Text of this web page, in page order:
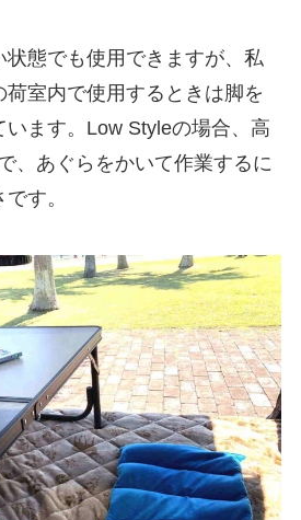
状態でも使用できますが、私
室内で使用するときは脚を
ます。Low Styleの場合、高
、あぐらをかいて作業するに
す。